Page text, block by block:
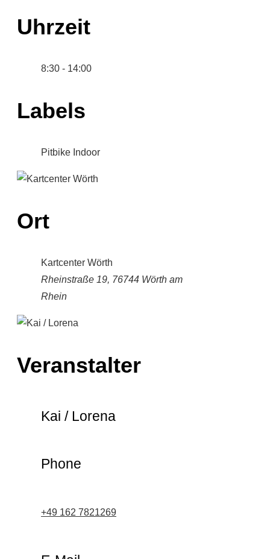
Uhrzeit
8:30 - 14:00
Labels
Pitbike Indoor
Ort
Kartcenter Wörth
Rheinstraße 19, 76744 Wörth am
Rhein
Veranstalter
Kai / Lorena
Phone
+49 162 7821269